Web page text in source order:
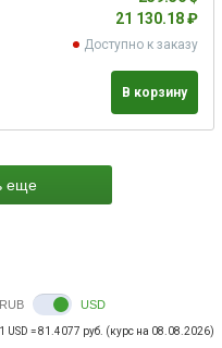
21 130.18 ₽
Доступно к заказу
В корзину
еще
RUB USD
1 USD = 81.4077 руб. (курс на 08.08.2026)